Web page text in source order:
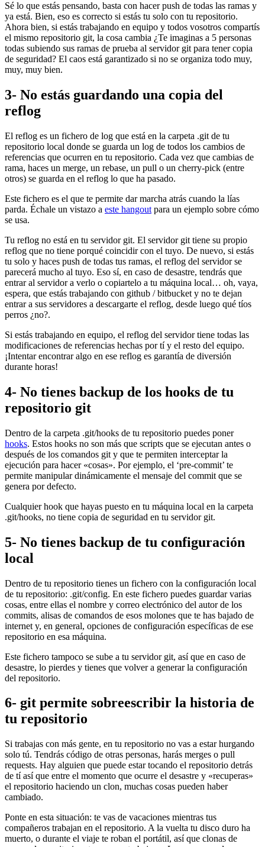
Sé lo que estás pensando, basta con hacer push de todas las ramas y
ya está. Bien, eso es correcto si estás tu solo con tu repositorio.
Ahora bien, si estás trabajando en equipo y todos vosotros compartís
el mismo repositorio git, la cosa cambia ¿Te imaginas a 5 personas
todas subiendo sus ramas de prueba al servidor git para tener copia
de seguridad? El caos está garantizado si no se organiza todo muy,
muy, muy bien.
3- No estás guardando una copia del
reflog
El reflog es un fichero de log que está en la carpeta .git de tu
repositorio local donde se guarda un log de todos los cambios de
referencias que ocurren en tu repositorio. Cada vez que cambias de
rama, haces un merge, un rebase, un pull o un cherry-pick (entre
otros) se guarda en el reflog lo que ha pasado.
Este fichero es el que te permite dar marcha atrás cuando la lías
parda. Échale un vistazo a este hangout para un ejemplo sobre cómo
se usa.
Tu reflog no está en tu servidor git. El servidor git tiene su propio
reflog que no tiene porqué coincidir con el tuyo. De nuevo, si estás
tu solo y haces push de todas tus ramas, el reflog del servidor se
parecerá mucho al tuyo. Eso sí, en caso de desastre, tendrás que
entrar al servidor a verlo o copiartelo a tu máquina local… oh, vaya,
espera, que estás trabajando con github / bitbucket y no te dejan
entrar a sus servidores a descargarte el reflog, desde luego qué tíos
perros ¿no?.
Si estás trabajando en equipo, el reflog del servidor tiene todas las
modificaciones de referencias hechas por tí y el resto del equipo.
¡Intentar encontrar algo en ese reflog es garantía de diversión
durante horas!
4- No tienes backup de los hooks de tu
repositorio git
Dentro de la carpeta .git/hooks de tu repositorio puedes poner
hooks. Estos hooks no son más que scripts que se ejecutan antes o
después de los comandos git y que te permiten interceptar la
ejecución para hacer «cosas». Por ejemplo, el ‘pre-commit’ te
permite manipular dinámicamente el mensaje del commit que se
genera por defecto.
Cualquier hook que hayas puesto en tu máquina local en la carpeta
.git/hooks, no tiene copia de seguridad en tu servidor git.
5- No tienes backup de tu configuración
local
Dentro de tu repositorio tienes un fichero con la configuración local
de tu repositorio: .git/config. En este fichero puedes guardar varias
cosas, entre ellas el nombre y correo electrónico del autor de los
commits, alisas de comandos de esos molones que te has bajado de
internet y, en general, opciones de configuración específicas de ese
repositorio en esa máquina.
Este fichero tampoco se sube a tu servidor git, así que en caso de
desastre, lo pierdes y tienes que volver a generar la configuración
del repositorio.
6- git permite sobreescribir la historia de
tu repositorio
Si trabajas con más gente, en tu repositorio no vas a estar hurgando
solo tú. Tendrás código de otras personas, harás merges o pull
requests. Hay alguien que puede estar tocando el repositorio detrás
de tí así que entre el momento que ocurre el desastre y «recuperas»
el repositorio haciendo un clon, muchas cosas pueden haber
cambiado.
Ponte en esta situación: te vas de vacaciones mientras tus
compañeros trabajan en el repositorio. A la vuelta tu disco duro ha
muerto, o durante el viaje te roban el portátil, así que clonas de